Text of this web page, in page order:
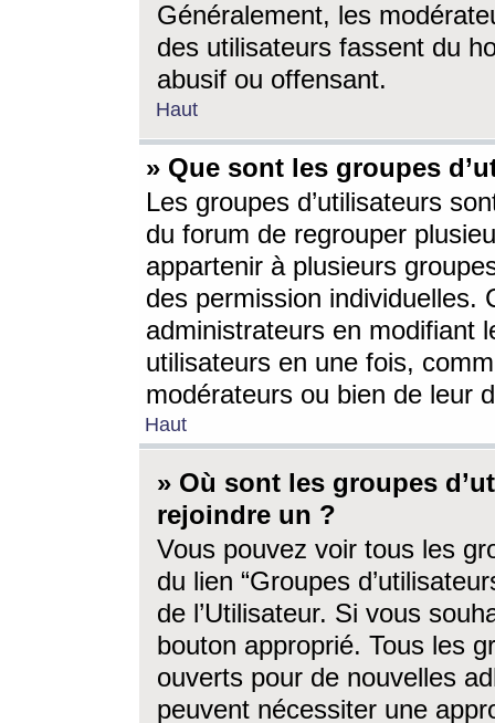
Généralement, les
des utilisateurs fassent du
abusif ou offensant.
Haut
» Que sont les groupes
Les groupes d’utilisateurs
du forum de regrouper
appartenir à plusieurs
des permission individuelles.
administrateurs en modifiant
utilisateurs en une fois,
modérateurs ou bien de leur
Haut
» Où sont les groupes
rejoindre un ?
Vous pouvez voir tous les
du lien “Groupes
de l’Utilisateur. Si vous
bouton approprié. Tous les
ouverts pour de nouvelles
peuvent nécessiter une